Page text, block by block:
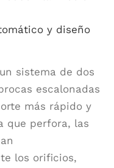
y diseño
sistema de dos
escalonadas
más rápido y
que perfora, las
los orificios,